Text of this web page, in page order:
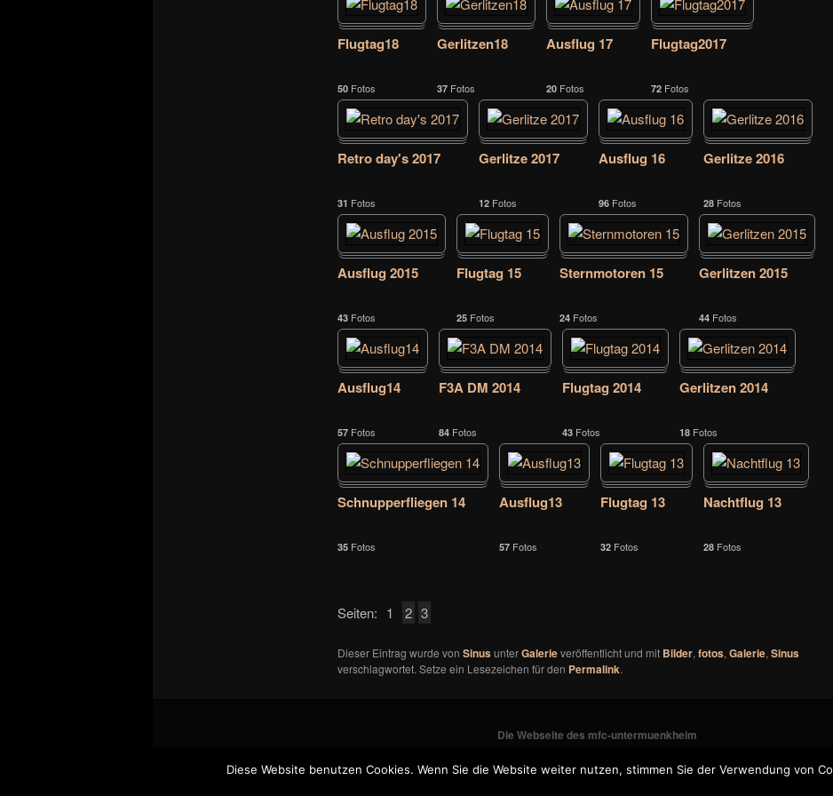
Flugtag18
50Fotos
Gerlitzen18
37Fotos
Ausflug 17
20Fotos
Flugtag2017
72Fotos
Retro day's 2017
31 Fotos
Gerlitze 2017
12Fotos
Ausflug 16
96Fotos
Gerlitze 2016
28Fotos
Ausflug 2015
43Fotos
Flugtag 15
25Fotos
Sternmotoren 15
24Fotos
Gerlitzen 2015
44Fotos
Ausflug14
57Fotos
F3A DM 2014
84Fotos
Flugtag 2014
43Fotos
Gerlitzen 2014
18Fotos
Schnupperfliegen 14
35Fotos
Ausflug13
57Fotos
Flugtag 13
32Fotos
Nachtflug 13
28Fotos
Seiten: 1 2 3
Dieser Eintrag wurde von SinusunterGalerieveröffentlicht und mit Bilder,fotos,Galerie,Sinus
verschlagwortet. Setze ein Lesezeichen für den Permalink.
Die Webseite des mfc-untermuenkheim
Diese Website benutzen Cookies. Wenn Sie die Website weiter nutzen, stimmen Sie der Verwendung von